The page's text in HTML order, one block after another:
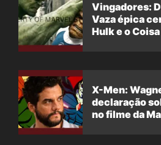
Vingadores:
Vaza épica
Hulk e o Coisa
X-Men:
declaração
no filme da